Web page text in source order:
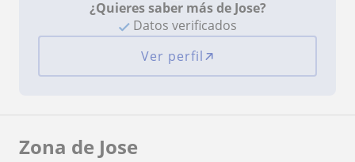
¿Quieres saber más de Jose?
Datos verificados
Ver perfil
Zona de Jose